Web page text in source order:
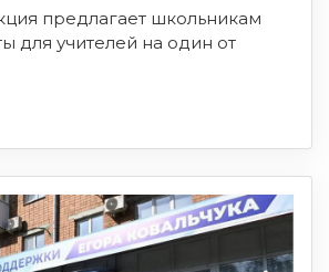
предлагает школьникам
для учителей на один от